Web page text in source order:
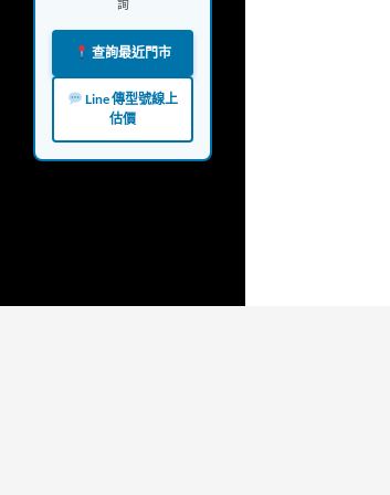
詢
查詢最近門市
Line 傳型號線上
估價